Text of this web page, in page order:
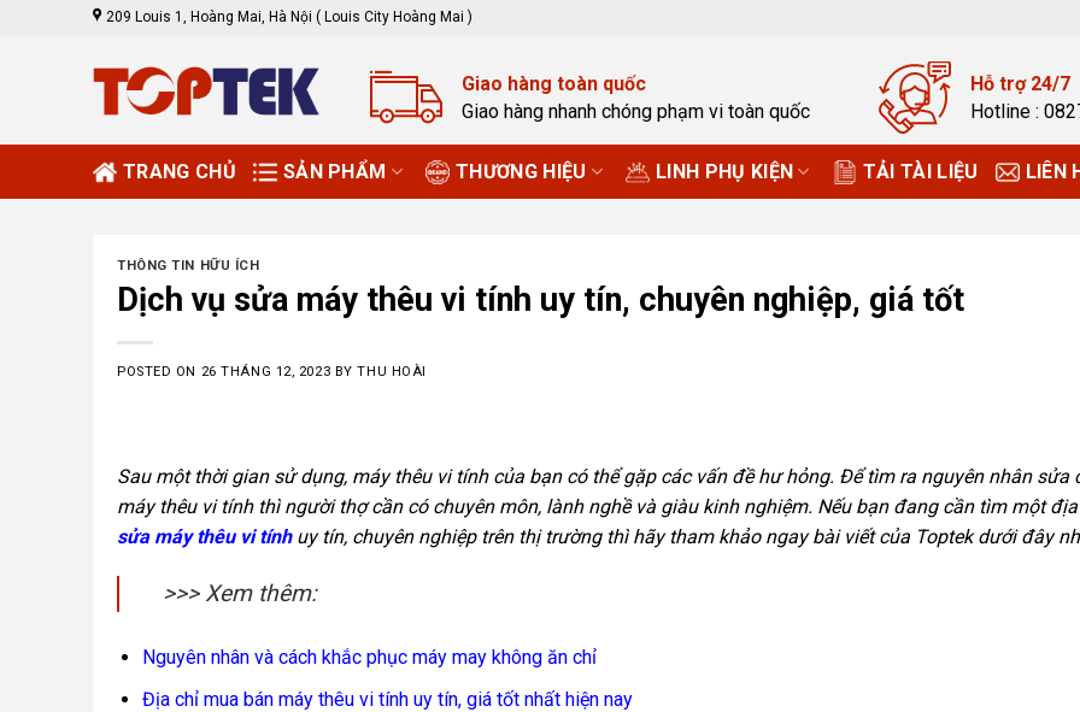
209 Louis 1, Hoàng Mai, Hà Nội ( Louis City Hoàng Mai )
Giao hàng toàn quốc
Giao hàng nhanh chóng phạm vi toàn quốc
Hỗ trợ 24/7
Hotline :
TRANG CHỦ SẢN PHẨM THƯƠNG HIỆU LINH PHỤ KIỆN TẢI TÀI LIỆU LIÊN
THÔNG TIN HỮU ÍCH
Dịch vụ sửa máy thêu vi tính uy tín, chuyên nghiệp, giá tốt
POSTED ON 26 THÁNG 12, 2023 BYTHU HOÀI
Sau một thời gian sử dụng, máy thêu vi tính của bạn có thể gặp các vấn đề hư hỏng. Để tìm ra nguyên nhân sửa
máy thêu vi tính thì người thợ cần có chuyên môn, lành nghề và giàu kinh nghiệm. Nếu bạn đang cần tìm một
sửa máy thêu vi tính uy tín, chuyên nghiệp trên thị trường thì hãy tham khảo ngay bài viết của Toptek dưới đây
>>> Xem thêm:
Nguyên nhân và cách khắc phục máy may không ăn chỉ
Địa chỉ mua bán máy thêu vi tính uy tín, giá tốt nhất hiện nay